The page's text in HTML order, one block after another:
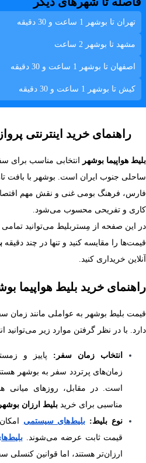
تهران تا بوشهر 1 ساعت و 30 دقیقه
مشهد تا بوشهر 2 ساعت
اصفهان تا بوشهر 1 ساعت و 30 دقیقه
کيش تا بوشهر 1 ساعت و 30 دقیقه
راهنمای خرید اینترنتی
بلیط هواپیما بوشهر
انتخابی مناسب برای
ساحلی جنوب ایران است. بوشهر با بافت
فارس، فرهنگ بومی غنی و نقش مهم
کاری و تفریحی محسوب می‌شود.
در این صفحه از مِستربلیط می‌توانید
قیمت‌ها را مقایسه کنید و تنها در چند دقیقه
آنلاین خریداری کنید.
راهنمای خرید بلیط هواپیما
قیمت بلیط بوشهر به عواملی مانند زمان
دارد. با در نظر گرفتن موارد زیر می‌توانید
انتخاب زمان سفر: پاییز و
زمان‌های پرتردد سفر به بوشهر
است. در مقابل، روزهای میانی
مناسبی برای خرید بلیط ارزان بوشهر
نوع بلیط: بلیط‌های سیستمی
قیمت ثابت عرضه می‌شوند.
ارزان‌تر هستند، اما قوانین کنسلی